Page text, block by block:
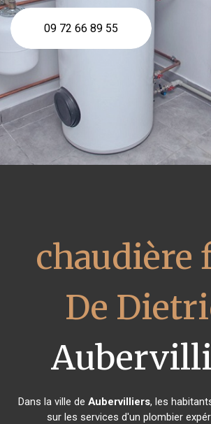
09 72 66 89 55
chaudière
De
Dans la ville de Aubervilliers, les
sur les services d'un plombier